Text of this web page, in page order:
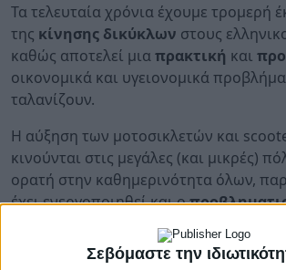
Σεβόμαστε την
Τα τελευταία χρόνια έχουμε τρομερή
της κίνησης δικύκλων στους
καθώς αποτελεί μιαπρακτική και
οικονομικά και υγειονομικά
ταλανίζουν.
Η αύξηση των μοτοσικλετών και
κινούνται στις μεγάλες (και μικρές)
ορατή στην καθημερινότητα όλων,
έχει ενεργοποιηθεί και ο
για τα θέματα που απασχολούν τους